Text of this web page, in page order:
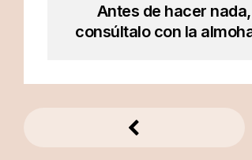
Antes de hacer nada,
consúltalo con la